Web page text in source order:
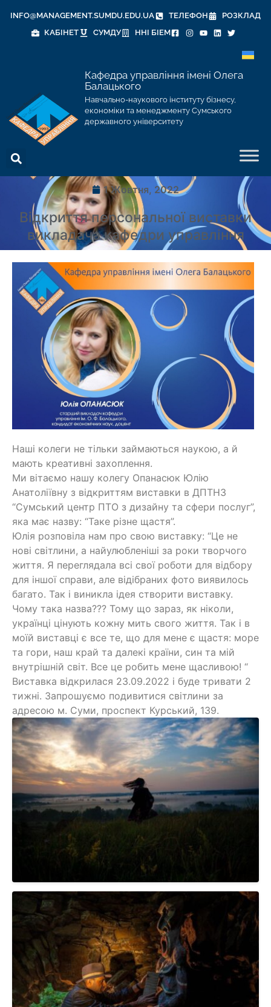
INFO@MANAGEMENT.SUMDU.EDU.UA ТЕЛЕФОН
РОЗКЛАД
КАБІНЕТ
СУМДУ ННІ БІЕМ
Кафедра управління імені Олега
Балацького
Навчально-наукового інституту бізнесу,
економіки та менеджменту Сумського
державного університету
1 Жовтня, 2022
Відкриття персональної виставки
викладача кафедри управління
Наші колеги не тільки займаються наукою, а й
мають креативні захоплення.
Ми вітаємо нашу колегу Опанасюк Юлію
Анатоліївну з відкриттям виставки в ДПТНЗ
“Сумський центр ПТО з дизайну та сфери послуг”,
яка має назву: “Таке різне щастя”.
Юлія розповіла нам про свою виставку: “Це не
нові світлини, а найулюбленіші за роки творчого
життя. Я переглядала всі свої роботи для відбору
для іншої справи, але відібраних фото виявилось
багато. Так і виникла ідея створити виставку.
Чому така назва??? Тому що зараз, як ніколи,
українці цінують кожну мить свого життя. Так і в
моїй виставці є все те, що для мене є щастя: море
та гори, наш край та далекі країни, син та мій
внутрішній світ. Все це робить мене щасливою! “
Виставка відкрилася 23.09.2022 і буде тривати 2
тижні. Запрошуємо подивитися світлини за
адресою м. Суми, проспект Курський, 139.